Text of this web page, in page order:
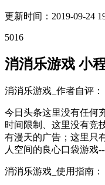
更新时间： 2019-09-24
5016
消消乐游戏 小
消消乐游戏_作者自评：
今日头条这里没有任何
时间限制、这里没有竞
有漫天的广告；这里只
人空间的良心口袋游戏
消消乐游戏_使用指南：